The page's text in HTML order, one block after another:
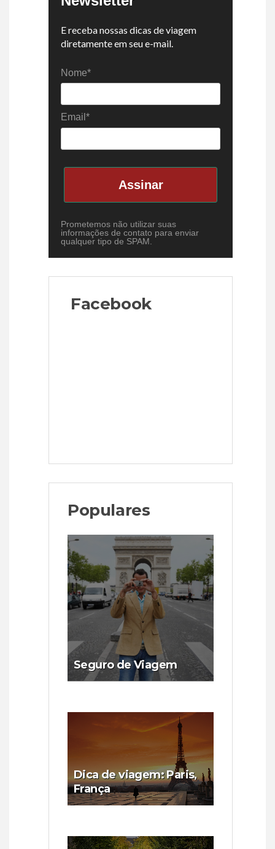
E receba nossas dicas de viagem
diretamente em seu e-mail.
Nome*
Email*
Assinar
Prometemos não utilizar suas
informações de contato para enviar
qualquer tipo de SPAM.
Facebook
Populares
Seguro de Viagem
Dica de viagem: Paris,
França